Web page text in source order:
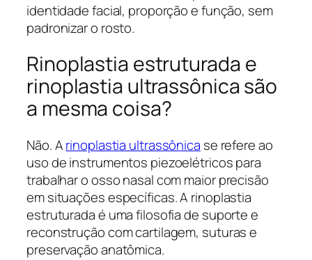
identidade facial, proporção e função, sem
padronizar o rosto.
Rinoplastia estruturada e
rinoplastia ultrassônica são
a mesma coisa?
Não. Arinoplastia ultrassônica se refere ao
uso de instrumentos piezoelétricos para
trabalhar o osso nasal com maior precisão
em situações específicas. A rinoplastia
estruturada é uma filosofia de suporte e
reconstrução com cartilagem, suturas e
preservação anatômica.